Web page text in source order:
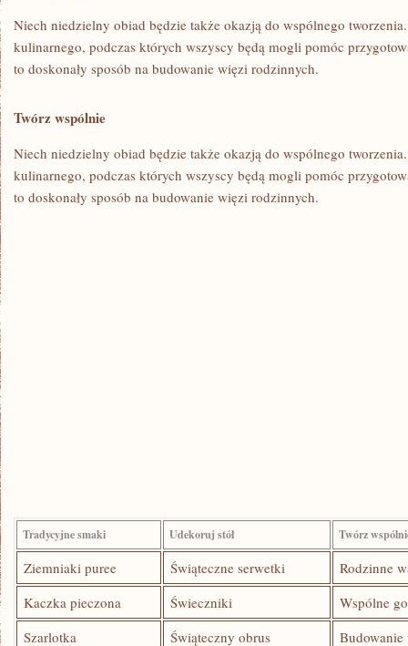
Niech niedzielny obiad ‍będzie także okazją do wspólnego
kulinarnego, podczas których wszyscy będą mogli pomóc
to‌ doskonały sposób na budowanie więzi ‍rodzinnych.
Twórz wspólnie
Niech niedzielny obiad będzie także okazją ‌do wspólnego
‍kulinarnego, podczas których wszyscy będą mogli pomóc
‍to⁢ doskonały sposób na budowanie więzi ‍rodzinnych.
Tradycyjne‍ smaki Udekoruj ​stół Twórz
Ziemniaki puree Świąteczne serwetki
Rodzinne
Kaczka pieczona
Świeczniki
Wspólne
Szarlotka
Świąteczny obrus